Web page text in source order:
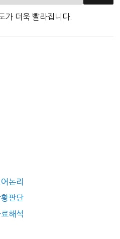
가 더욱 빨라집니다.
논리
판단
해석